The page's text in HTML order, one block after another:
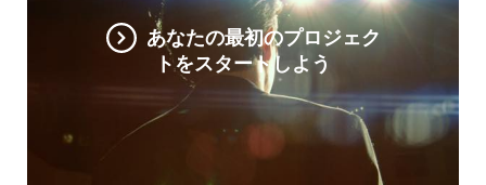
あなたの最初のプロジェク
トをスタートしよう